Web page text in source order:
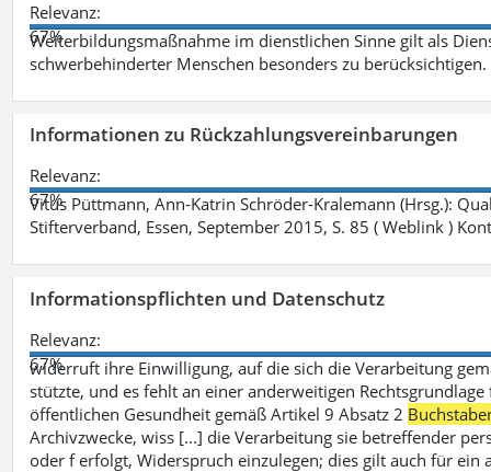
Relevanz:
67%
Weiterbildungsmaßnahme im dienstlichen Sinne gilt als
schwerbehinderter Menschen besonders zu berücksichtigen.
Informationen zu Rückzahlungsvereinbarungen
Relevanz:
67%
Vitus Püttmann, Ann-Katrin Schröder-Kralemann (Hrsg.):
Stifterverband, Essen, September 2015, S. 85 ( Weblink )
Informationspflichten und Datenschutz
Relevanz:
67%
widerruft ihre Einwilligung, auf die sich die Verarbeitung
stützte, und es fehlt an einer anderweitigen
öffentlichen Gesundheit gemäß Artikel 9 Absatz 2
Archivzwecke, wiss [...] die Verarbeitung sie betreffender
oder f erfolgt, Widerspruch einzulegen; dies gilt auch für ein